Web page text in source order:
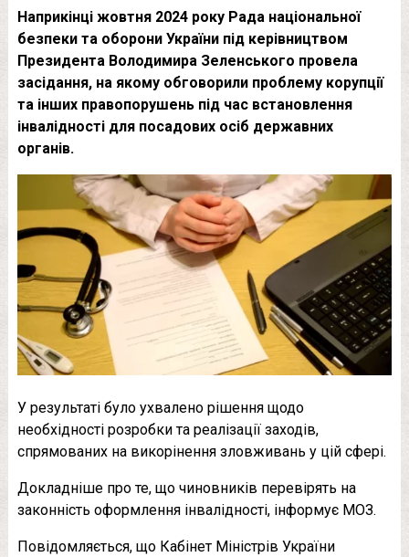
Наприкінці жовтня 2024 року Рада національної
безпеки та оборони України під керівництвом
Президента Володимира Зеленського провела
засідання, на якому обговорили проблему корупції
та інших правопорушень під час встановлення
інвалідності для посадових осіб державних
органів.
У результаті було ухвалено рішення щодо
необхідності розробки та реалізації заходів,
спрямованих на викорінення зловживань у цій сфері.
Докладніше про те, що чиновників перевірять на
законність оформлення інвалідності, інформує МОЗ.
Повідомляється, що Кабінет Міністрів України